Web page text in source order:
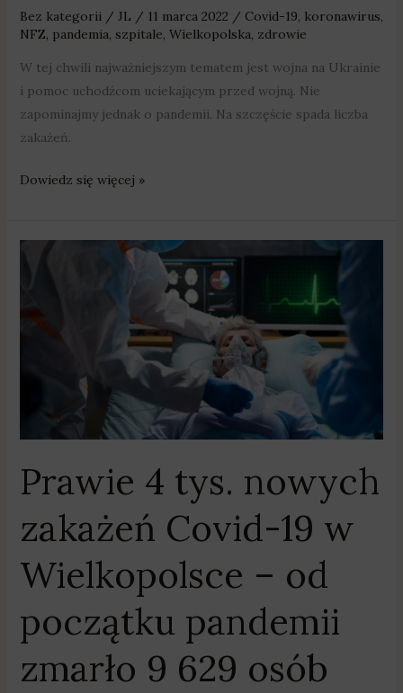
Bez kategorii / JL / 11 marca 2022 / Covid-19 koronawirus
NFZ pandemia szpitale Wielkopolska zdrowie
W tej chwili najważniejszym tematem jest wojna na Ukrainie
i pomoc uchodźcom uciekającym przed wojną. Nie
zapominajmy jednak o pandemii. Na szczęście spada liczba
zakażeń.
Dowiedz się więcej »
Prawie 4 tys. nowych
zakażeń Covid-19 w
Wielkopolsce – od
początku pandemii
zmarło 9 629 osób
nowych
Wielkopolsce
od
pandemii
9
osób